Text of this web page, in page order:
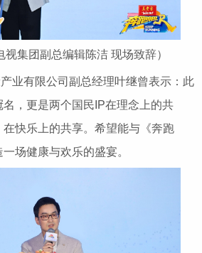
视集团副总编辑陈洁 现场致辞）
业有限公司副总经理叶继曾表示：此
，更是两个国民IP在理念上的共
快乐上的共享。希望能与《奔跑
场健康与欢乐的盛宴。